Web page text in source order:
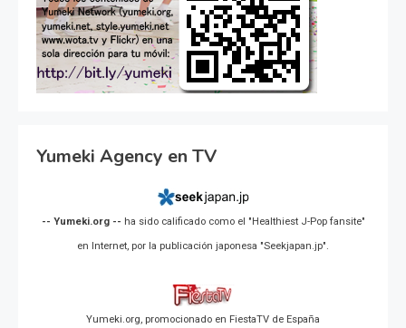
Yumeki Agency en TV
-- Yumeki.org -- ha sido calificado como el "Healthiest J-Pop fansite"
en Internet, por la publicación japonesa "Seekjapan.jp".
Yumeki.org, promocionado en FiestaTV de España